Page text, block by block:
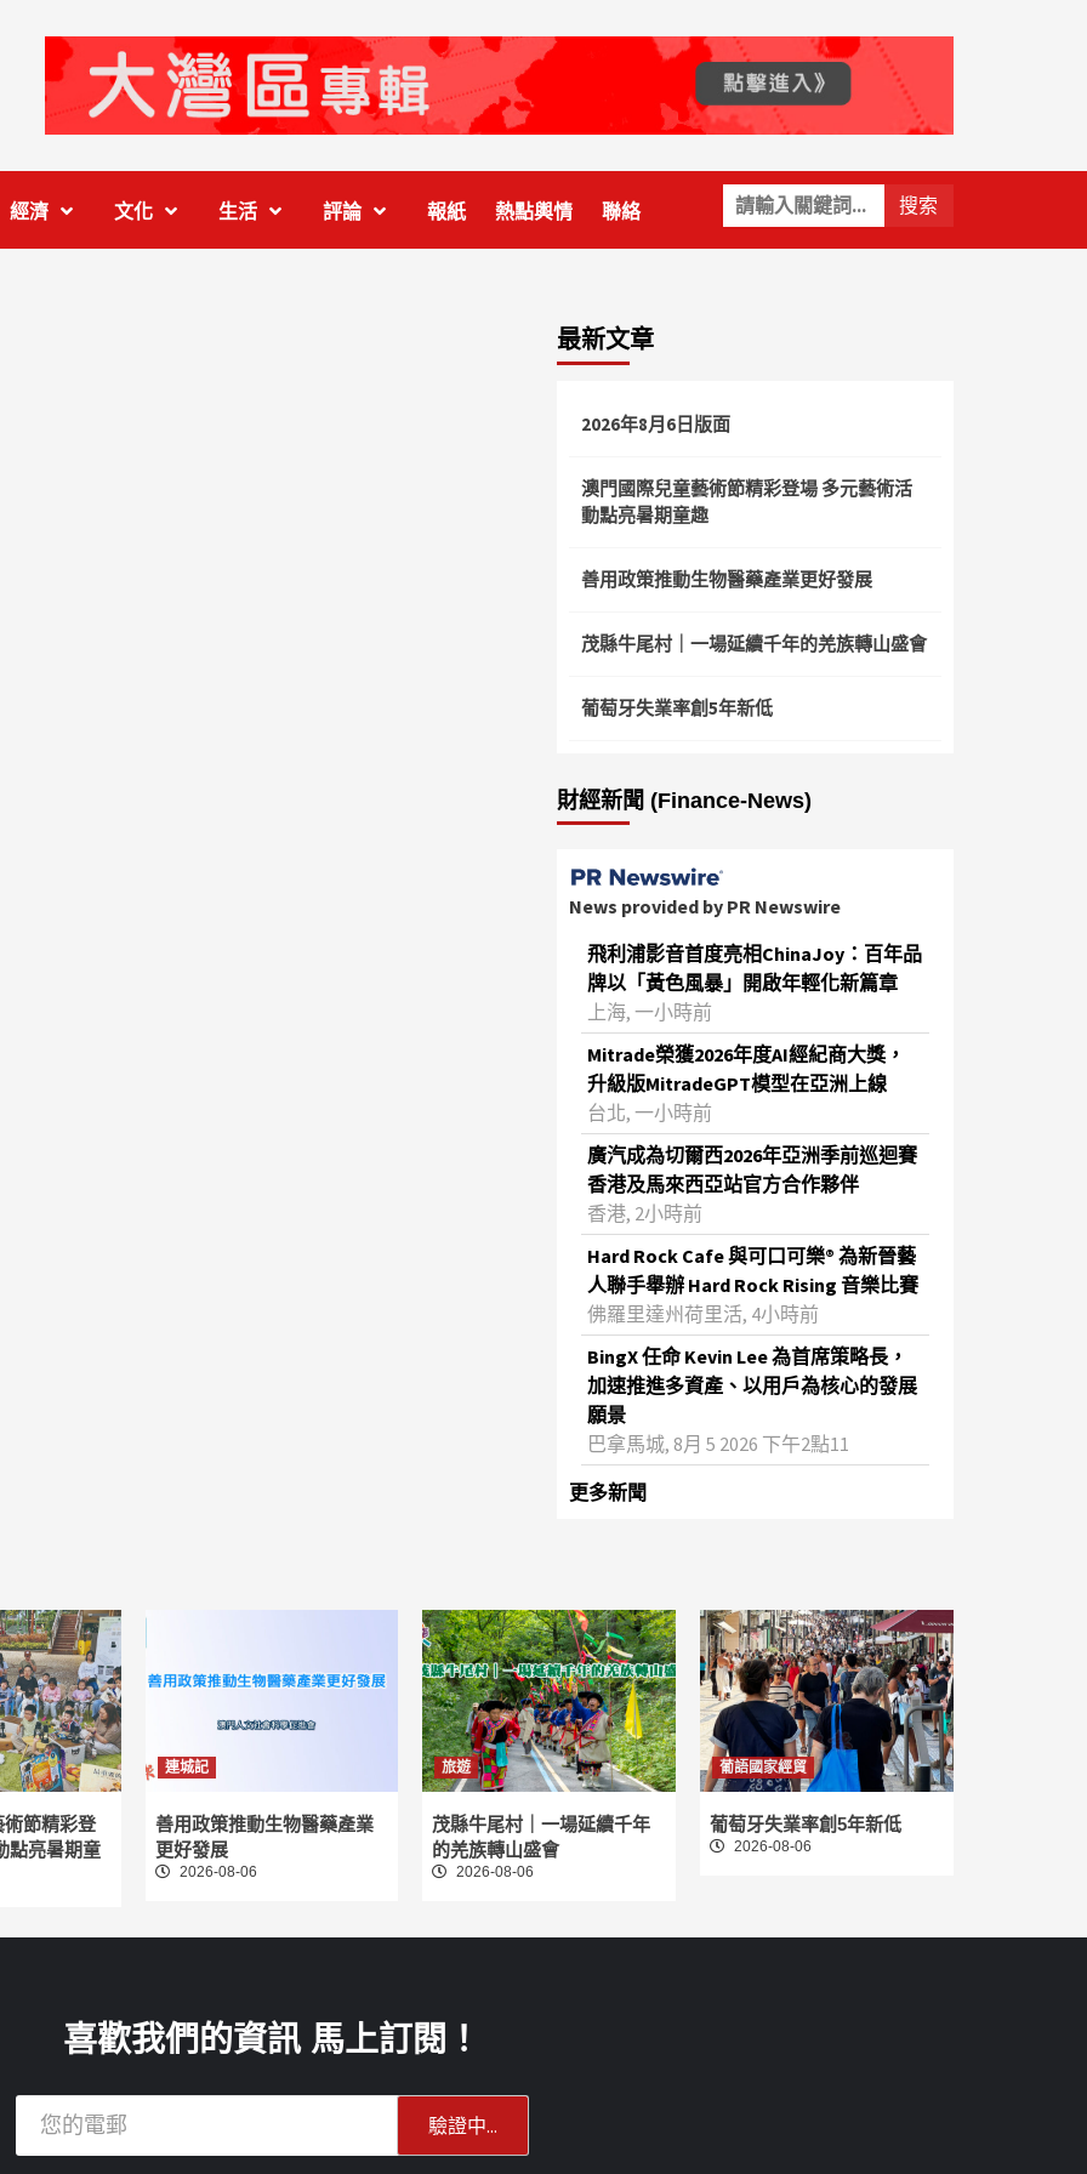
關
鍵
字:
經濟 文化 生活 評論 報紙 熱點輿情 聯絡
最新文章
2026年8月6日版面
澳門國際兒童藝術節精彩登場 多元藝術活
動點亮暑期童趣
善用政策推動生物醫藥產業更好發展
茂縣牛尾村｜一場延續千年的羌族轉山盛會
葡萄牙失業率創5年新低
財經新聞 (Finance-News)
News provided by PR Newswire
飛利浦影音首度亮相ChinaJoy：百年品
牌以「黃色風暴」開啟年輕化新篇章
上海, 一小時前
Mitrade榮獲2026年度AI經紀商大獎，
升級版MitradeGPT模型在亞洲上線
台北, 一小時前
廣汽成為切爾西2026年亞洲季前巡迴賽
香港及馬來西亞站官方合作夥伴
香港, 2小時前
Hard Rock Cafe 與可口可樂® 為新晉藝
人聯手舉辦 Hard Rock Rising 音樂比賽
佛羅里達州荷里活, 4小時前
BingX 任命 Kevin Lee 為首席策略長，
加速推進多資產、以用戶為核心的發展
願景
巴拿馬城, 8月 5 2026 下午2點11
更多新聞
節精彩登
點亮暑期童
連城記
善用政策推動生物醫藥產業
更好發展
2026-08-06
旅遊
茂縣牛尾村｜一場延續千年
的羌族轉山盛會
2026-08-06
葡語國家經貿
葡萄牙失業率創5年新低
2026-08-06
喜歡我們的資訊 馬上訂閱！